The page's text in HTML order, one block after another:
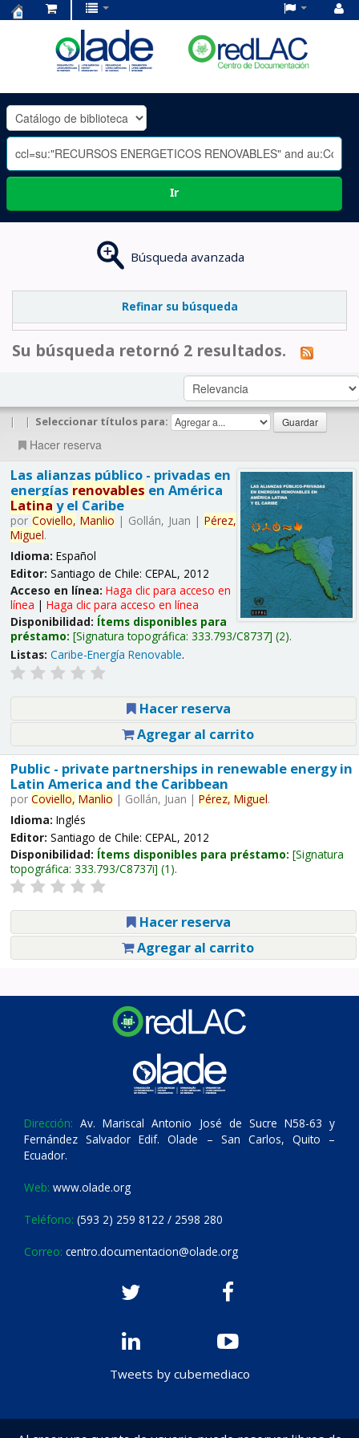
OLADE
-
Ir
Búsqueda avanzada
Refinar su búsqueda
Su búsqueda retornó 2 resultados.
| | Seleccionar títulos para:
Hacer reserva
Las alianzas público - privadas en
energías renovables en América
Latina y el Caribe
por Coviello, Manlio | Gollán, Juan | Pérez,
Miguel.
Idioma: Español
Editor: Santiago de Chile: CEPAL, 2012
Acceso en línea: Haga clic para acceso en
línea | Haga clic para acceso en línea
Disponibilidad: Ítems disponibles para
préstamo: Signatura topográfica: 333.793/C8737 (2).
Listas: Caribe-Energía Renovable.
Hacer reserva
Agregar al carrito
Public - private partnerships in renewable energy in
Latin America and the Caribbean
por Coviello, Manlio | Gollán, Juan | Pérez, Miguel.
Idioma: Inglés
Editor: Santiago de Chile: CEPAL, 2012
Disponibilidad: Ítems disponibles para préstamo: Signatura
topográfica: 333.793/C8737i (1).
Hacer reserva
Agregar al carrito
Dirección: Av. Mariscal Antonio José de Sucre N58-63 y
Fernández Salvador Edif. Olade – San Carlos, Quito –
Ecuador.
Web: www.olade.org
Teléfono: (593 2) 259 8122 / 2598 280
Correo: centro.documentacion@olade.org
Tweets by cubemediaco